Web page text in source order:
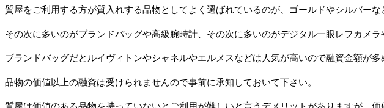
質屋をご利用する方が質入れする品物としてよく選ばれているのが、ゴールドやシルバーな
その次に多いのがブランドバッグや高級腕時計、その次に多いのがデジタル一眼レフカメラ
ブランドバッグだとルイヴィトンやシャネルやエルメスなどは人気が高いので融資金額が多
品物の価値以上の融資は受けられませんので事前に承知しておいて下さい。